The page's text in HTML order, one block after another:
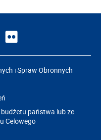
i Spraw Obronnych
państwa lub ze
Celowego